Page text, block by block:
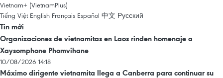
Vietnam+ (VietnamPlus)
Tiếng Việt English Français Español 中文 Русский
Tin mới
Organizaciones de vietnamitas en Laos rinden homenaje a
Xaysomphone Phomvihane
10/08/2026 14:18
Máximo dirigente vietnamita llega a Canberra para continuar su